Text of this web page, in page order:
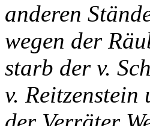
anderen
wegen der
starb der v.
v.